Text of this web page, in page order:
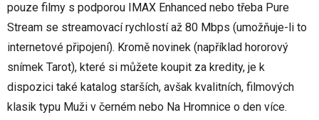
pouze filmy s podporou IMAX Enhanced nebo třeba Pure
Stream se streamovací rychlostí až 80 Mbps (umožňuje-li to
internetové připojení). Kromě novinek (například hororový
snímek Tarot), které si můžete koupit za kredity, je k
dispozici také katalog starších, avšak kvalitních, filmových
klasik typu Muži v černém nebo Na Hromnice o den více.